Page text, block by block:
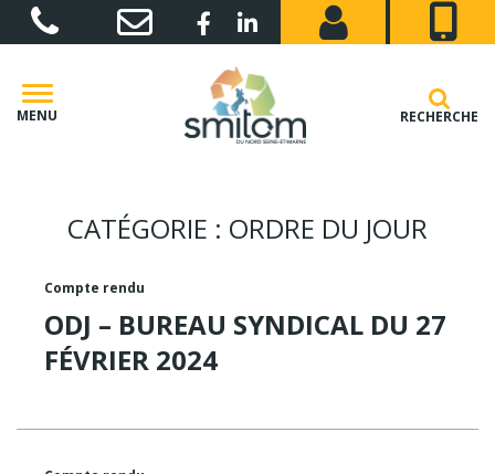
Gestion des traceurs
Lien vers le compte Facebook
Lien vers le compte Linkedin
MENU RECHERCHE
CATÉGORIE : ORDRE DU JOUR
Compte rendu
ODJ – BUREAU SYNDICAL DU 27
FÉVRIER 2024